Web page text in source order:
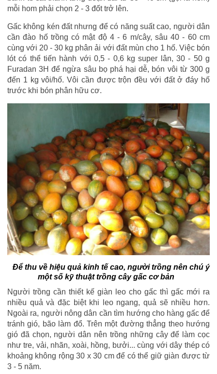
mỗi hom phải chọn 2 - 3 đốt trở lên.
Gấc không kén đất nhưng để có năng suất cao, người dân
cần đào hố trồng có mật độ 4 - 6 m/cây, sâu 40 - 60 cm
cùng với 20 - 30 kg phân ải với đất mùn cho 1 hố. Việc bón
lót có thể tiến hành với 0,5 - 0,6 kg super lân, 30 - 50 g
Furadan 3H để ngừa sâu bọ phá hại dễ, bón vôi từ 300 g
đến 1 kg vôi/hố. Vôi cần được trộn đều với đất ở đáy hố
trước khi bón phân hữu cơ.
Để thu về hiệu quả kinh tế cao, người trồng nên chú ý
một số kỹ thuật trồng cây gấc cơ bản
Người trồng cần thiết kế giàn leo cho gấc thì gấc mới ra
nhiều quả và đặc biệt khi leo ngang, quả sẽ nhiều hơn.
Ngoài ra, người nông dân cần tìm hướng cho hàng gấc để
tránh gió, bão làm đổ. Trên một đường thẳng theo hướng
gió đã chọn, người dân nên trồng những cây để làm cọc
như tre, vải, nhãn, xoài, hồng, bưởi... cùng với dây thép có
khoảng không rộng 30 x 30 cm để có thể giữ giàn được từ
3 - 5 năm.